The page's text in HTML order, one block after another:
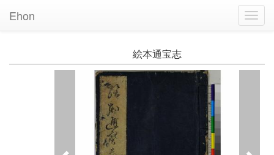
Ehon
絵本通宝志
Previous